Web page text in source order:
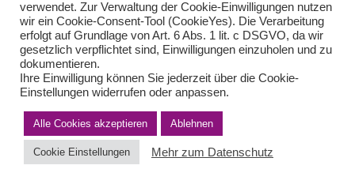
Kontakt
verwendet. Zur Verwaltung der Cookie-Einwilligungen nutzen
wir ein Cookie-Consent-Tool (CookieYes). Die Verarbeitung
erfolgt auf Grundlage von Art. 6 Abs. 1 lit. c DSGVO, da wir
gesetzlich verpflichtet sind, Einwilligungen einzuholen und zu
dokumentieren.
Ihre Einwilligung können Sie jederzeit über die Cookie-
Einstellungen widerrufen oder anpassen.
Alle Cookies akzeptieren Ablehnen
Cookie Einstellungen Mehr zum Datenschutz